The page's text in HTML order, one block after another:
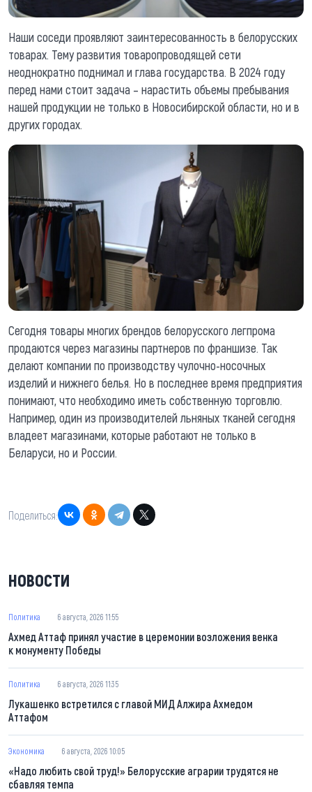
Наши соседи проявляют заинтересованность в белорусских
товарах. Тему развития товаропроводящей сети
неоднократно поднимал и глава государства. В 2024 году
перед нами стоит задача – нарастить объемы пребывания
нашей продукции не только в Новосибирской области, но и в
других городах.
Сегодня товары многих брендов белорусского легпрома
продаются через магазины партнеров по франшизе. Так
делают компании по производству чулочно-носочных
изделий и нижнего белья. Но в последнее время предприятия
понимают, что необходимо иметь собственную торговлю.
Например, один из производителей льняных тканей сегодня
владеет магазинами, которые работают не только в
Беларуси, но и России.
Поделиться:
НОВОСТИ
Политика 6 августа, 2026 11:55
Ахмед Аттаф принял участие в церемонии возложения венка
к монументу Победы
Политика 6 августа, 2026 11:35
Лукашенко встретился с главой МИД Алжира Ахмедом
Аттафом
Экономика 6 августа, 2026 10:05
«Надо любить свой труд!» Белорусские аграрии трудятся не
сбавляя темпа